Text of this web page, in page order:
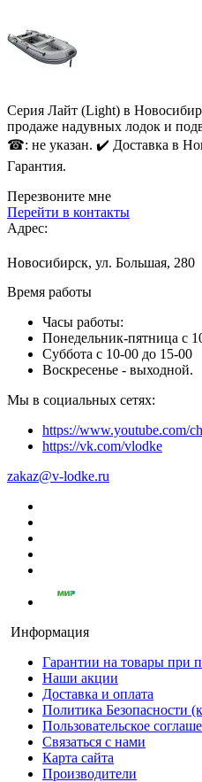
Серия Лайт (Light) в
продаже надувных лодок и
☎: не указан. ✔️ Доставка в
Гарантия.
Перезвоните мне
Перейти в контакты
Адрес:
Новосибирск, ул. Большая, 280
Время работы
Часы работы:
Понедельник-пятница с
Суббота с 10-00 до 15-00
Воскресенье - выходной.
Мы в социальных сетях:
https://www.youtube.com/
https://vk.com/vlodke
zakaz@v-lodke.ru
Информация
Гарантии на товары при
Наши акции
Доставка и оплата
Политика Безопасности
Пользовательское
Связаться с нами
Карта сайта
Производители